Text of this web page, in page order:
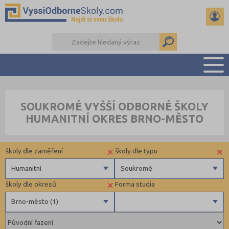
PŘÍPRAVA NA PŘIJÍMAČKY
KALENDÁŘ AKCÍ
DALŠÍ DRUHY ŠKOL
SOUKROMÉ VYŠŠÍ ODBORNÉ ŠKOLY
HUMANITNÍ OKRES BRNO-MĚSTO
Forma studia
×
Brno-město (1)
školy dle okresů
Brno-město (1)
×
Soukromé
školy dle typu
Soukromé
×
Humanitní
školy dle zaměření
Zdravotnické
Ekonomické
Pedagogické